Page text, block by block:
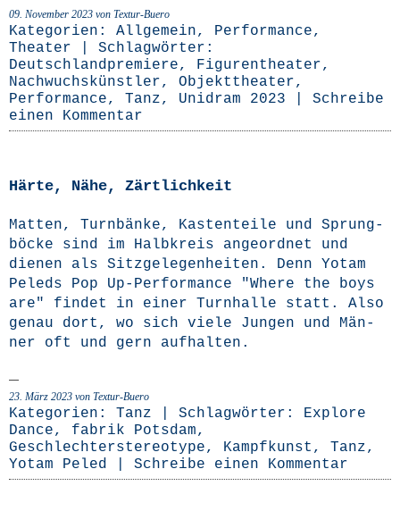
09. November 2023 von Textur-Buero
Kategorien: Allgemein, Performance,
Theater | Schlagwörter:
Deutschlandpremiere, Figurentheater,
Nachwuchskünstler, Objekttheater,
Performance, Tanz, Unidram 2023
Schreibe
einen Kommentar
Härte, Nähe, Zärtlichkeit
Mat­ten, Turn­bän­ke, Kas­ten­tei­le und Sprung­
bö­cke sind im Halb­kreis ange­ord­net und
die­nen als Sitz­ge­le­gen­hei­ten. Denn Yotam
Peleds Pop Up-Per­­for­­mance "Whe­re the boys
are" fin­det in einer Turn­hal­le statt. Also
genau dort, wo sich vie­le Jun­gen und Män­
ner oft und gern aufhalten.
23. März 2023 von Textur-Buero
Kategorien: Tanz | Schlagwörter: Explore
Dance, fabrik Potsdam,
Geschlechterstereotype, Kampfkunst , Tanz,
Yotam Peled
Schreibe einen Kommentar